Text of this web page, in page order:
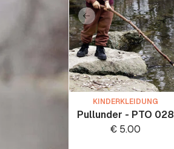
KINDERKLEIDUNG
Pullunder - PTO 028
€ 5.00